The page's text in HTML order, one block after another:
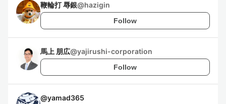
鞭輪打 辱銀@hazigin
Follow
馬上 朋広@yajirushi-corporation
Follow
@yamad365